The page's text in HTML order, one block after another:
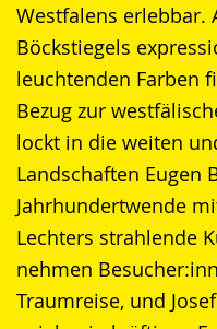
Westfalens erlebbar.
Böckstiegels
leuchtenden Farben
Bezug zur
lockt in die weiten
Landschaften Eugen
Jahrhundertwende
Lechters strahlende
nehmen
Traumreise, und